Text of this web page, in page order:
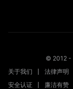
© 2012 -
关于我们
法律声明
安全认证
廉洁有赞